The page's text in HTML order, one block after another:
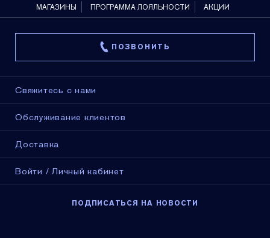
МАГАЗИНЫ ПРОГРАММА ЛОЯЛЬНОСТИ АКЦИИ
ПОЗВОНИТЬ
Свяжитесь с нами
Обслуживание клиентов
Доставка
Войти / Личный кабинет
ПОДПИСАТЬСЯ НА НОВОСТИ